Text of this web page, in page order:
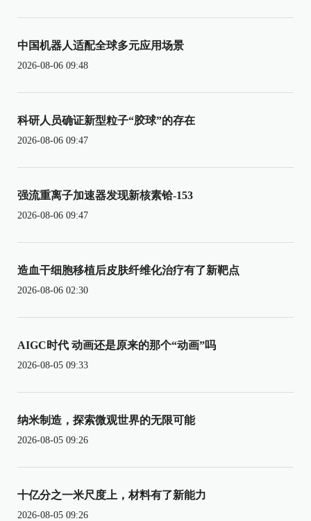
中国机器人适配全球多元应用场景
2026-08-06 09:48
科研人员确证新型粒子“胶球”的存在
2026-08-06 09:47
强流重离子加速器发现新核素铪-153
2026-08-06 09:47
造血干细胞移植后皮肤纤维化治疗有了新靶点
2026-08-06 02:30
AIGC时代 动画还是原来的那个“动画”吗
2026-08-05 09:33
纳米制造，探索微观世界的无限可能
2026-08-05 09:26
十亿分之一米尺度上，材料有了新能力
2026-08-05 09:26